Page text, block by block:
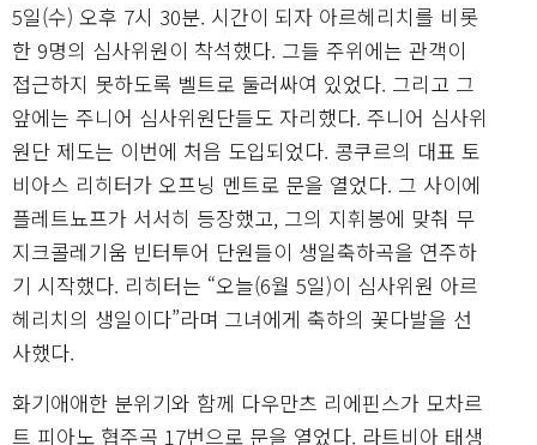
5일(수) 오후 7시 30분. 시간이 되자 아르헤리치를 비롯
한 9명의 심사위원이 착석했다. 그들 주위에는 관객이
접근하지 못하도록 벨트로 둘러싸여 있었다. 그리고 그
앞에는 주니어 심사위원단들도 자리했다. 주니어 심사위
원단 제도는 이번에 처음 도입되었다. 콩쿠르의 대표 토
비아스 리히터가 오프닝 멘트로 문을 열었다. 그 사이에
플레트뇨프가 서서히 등장했고, 그의 지휘봉에 맞춰 무
지크콜레기움 빈터투어 단원들이 생일축하곡을 연주하
기 시작했다. 리히터는 “오늘(6월 5일)이 심사위원 아르
헤리치의 생일이다”라며 그녀에게 축하의 꽃다발을 선
사했다.
화기애애한 분위기와 함께 다우만츠 리에핀스가 모차르
트 피아노 협주곡 17번으로 문을 열었다. 라트비아 태생